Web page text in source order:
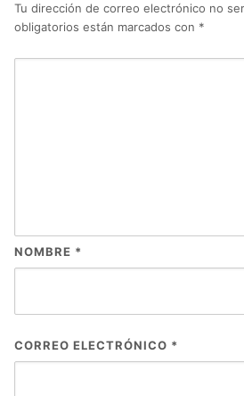
Tu dirección de correo electrónico no
obligatorios están marcados con *
NOMBRE *
CORREO ELECTRÓNICO *